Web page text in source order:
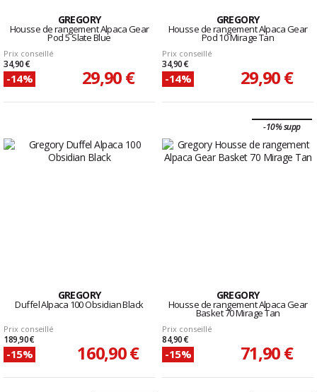
GREGORY
Housse de rangement Alpaca Gear
Pod 5 Slate Blue
Prix conseillé
34,90 €
-14% 29,90 €
GREGORY
Housse de rangement Alpaca Gear
Pod 10 Mirage Tan
Prix conseillé
34,90 €
-14% 29,90 €
GREGORY
Duffel Alpaca 100 Obsidian Black
Prix conseillé
189,90 €
-15% 160,90 €
-10% supp
GREGORY
Housse de rangement Alpaca Gear
Basket 70 Mirage Tan
Prix conseillé
84,90 €
-15% 71,90 €